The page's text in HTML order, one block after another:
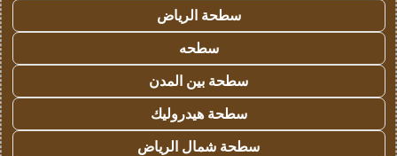
سطحة الرياض
سطحه
سطحة بين المدن
سطحة هيدروليك
سطحة شمال الرياض